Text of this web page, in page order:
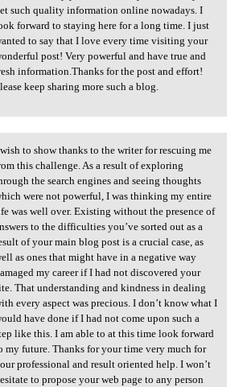
such quality information online nowadays. I
forward to staying here for a long time. I just
to say that I love every time visiting your
post! Very powerful and have true and
information.Thanks for the post and effort!
keep sharing more such a blog.
to show thanks to the
to show thanks to the writer for rescuing me
this challenge. As a result of exploring
the search engines and seeing thoughts
were not powerful, I was thinking my entire
was well over. Existing without the presence of
to the difficulties you’ve sorted out as a
of your main blog post is a crucial case, as
as ones that might have in a negative way
my career if I had not discovered your
That understanding and kindness in dealing
every aspect was precious. I don’t know what I
have done if I had not come upon such a
like this. I am able to at this time look forward
my future. Thanks for your time very much for
professional and result oriented help. I won’t
to propose your web page to any person